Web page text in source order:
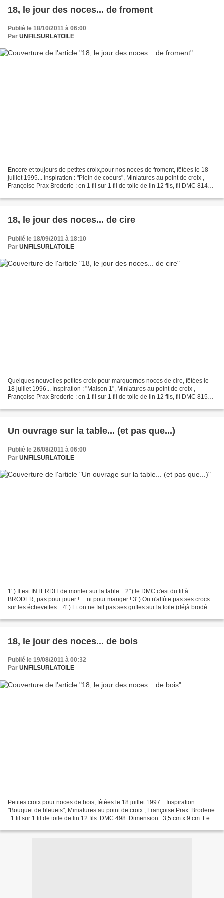
18, le jour des noces... de froment
Publié le 18/10/2011 à 06:00
Par UNFILSURLATOILE
Encore et toujours de petites croix,pour nos noces de froment, fêtées le 18
juillet 1995... Inspiration : "Plein de coeurs", Miniatures au point de croix ,
Françoise Prax Broderie : en 1 fil sur 1 fil de toile de lin 12 fils, fil DMC 814
18, le jour des noces... de cire
Publié le 18/09/2011 à 18:10
Par UNFILSURLATOILE
Quelques nouvelles petites croix pour marquernos noces de cire, fêtées le
18 juillet 1996... Inspiration : "Maison 1", Miniatures au point de croix ,
Françoise Prax Broderie : en 1 fil sur 1 fil de toile de lin 12 fils, fil DMC 815
Un ouvrage sur la table... (et pas que...)
Publié le 26/08/2011 à 06:00
Par UNFILSURLATOILE
1°) Il est INTERDIT de monter sur la table... 2°) le DMC c'est du fil à
BRODER, pas pour jouer ! ... ni pour manger ! 3°) On n'affûte pas ses crocs
sur les échevettes... 4°) Et on ne fait pas ses griffes sur la toile (déjà brodée,
18, le jour des noces... de bois
Publié le 19/08/2011 à 00:32
Par UNFILSURLATOILE
Petites croix pour noces de bois, fêtées le 18 juillet 1997... Inspiration :
"Bouquet de bleuets", Miniatures au point de croix , Françoise Prax. Broderie
: 1 fil sur 1 fil de toile de lin 12 fils. DMC 498. Dimension : 3,5 cm x 9 cm. Le